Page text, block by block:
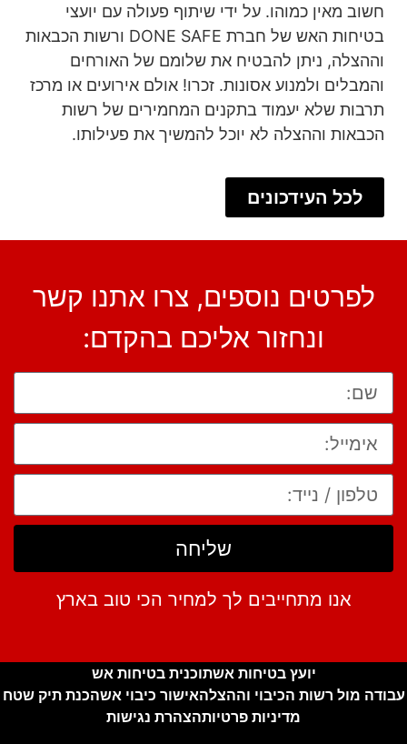
חשוב מאין כמוהו. על ידי שיתוף פעולה עם יועצי
בטיחות האש של חברת DONE SAFE ורשות הכבאות
וההצלה, ניתן להבטיח את שלומם של האורחים
והמבלים ולמנוע אסונות. זכרו! אולם אירועים או מרכז
תרבות שלא יעמוד בתקנים המחמירים של רשות
הכבאות וההצלה לא יוכל להמשיך את פעילותו.
לכל העידכונים
לפרטים נוספים, צרו אתנו קשר
ונחזור אליכם בהקדם:
שליחה
אנו מתחייבים לך למחיר הכי טוב בארץ
יועץ בטיחות אשתוכנית בטיחות אש
עבודה מול רשות הכיבוי וההצלהאישור כיבוי אשהכנת תיק שטח
מדיניות פרטיותהצהרת נגישות